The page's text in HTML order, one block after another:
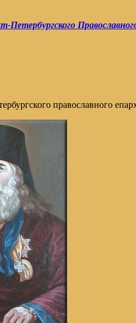
Петербургского
православного